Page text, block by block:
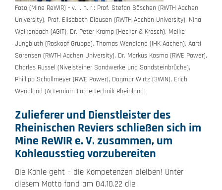
Foto (Mine ReWIR) - v. l. n. r.: Prof. Stefan Böschen (RWTH Aachen
University), Prof. Elisabeth Clausen (RWTH Aachen University), Nina
Walkenbach (AGIT), Dr. Peter Kramp (Hecker & Krosch), Meike
Jungbluth (Roskopf Gruppe), Thomas Wendland (IHK Aachen), Aarti
Sörensen (RWTH Aachen University), Dr. Markus Kosma (RWE Power),
Charles Russel (Nivelsteiner Sandwerke und Sandsteinbrüche),
Phillipp Schollmeyer (RWE Power), Dagmar Wirtz (3WIN), Erich
Wendland (Actemium Fördertechnik Rheinland)
Zulieferer und Dienstleister des
Rheinischen Reviers schließen sich im
Mine ReWIR e. V. zusammen, um
Kohleausstieg vorzubereiten
Die Kohle geht – die Kompetenzen bleiben! Unter
diesem Motto fand am 04.10.22 die